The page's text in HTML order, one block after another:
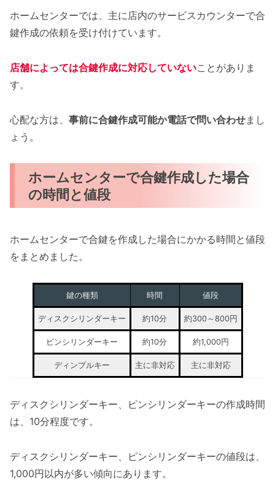
ホームセンターでは、主に店内のサービスカウンターで合
鍵作成の依頼を受け付けています。
店舗によっては合鍵作成に対応していないことがありま
す。
心配な方は、 事前に合鍵作成可能か電話で問い合わせまし
ょう。
ホームセンターで合鍵作成した場合
の時間と値段
ホームセンターで合鍵を作成した場合にかかる時間と値段
をまとめました。
鍵の種類 時間 値段
ディスクシリンダーキー 約10分 約300～800円
ピンシリンダーキー 約10分 約1,000円
ディンプルキー 主に非対応 主に非対応
ディスクシリンダーキー、ピンシリンダーキーの作成時間
は、10分程度です。
ディスクシリンダーキー、ピンシリンダーキーの値段は、
1,000円以内が多い傾向にあります。